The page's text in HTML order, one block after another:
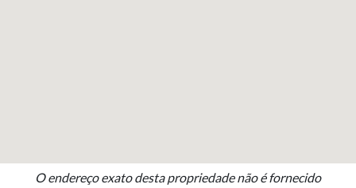
O endereço exato desta propriedade não é fornecido